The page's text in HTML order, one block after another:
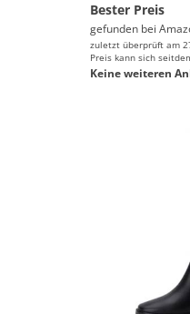
Bester Preis
gefunden bei
zuletzt überprüft am
Preis kann sich
Keine weiteren